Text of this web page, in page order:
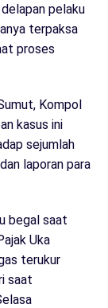
pelaku
terpaksa
proses
Kompol
kasus ini
sejumlah
laporan para
begal saat
Uka
terukur
saat